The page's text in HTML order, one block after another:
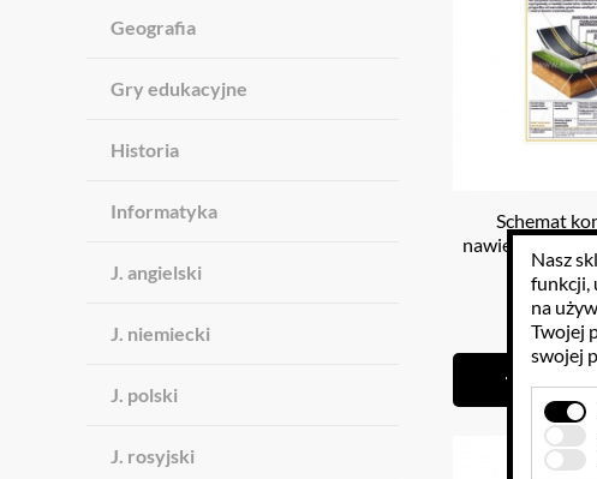
Geografia
Gry edukacyjne
Historia
Informatyka
J. angielski
J. niemiecki
J. polski
J. rosyjski
Schemat
nawierzchni
cm
Nasz
funkcji,
na
Twojej
swojej